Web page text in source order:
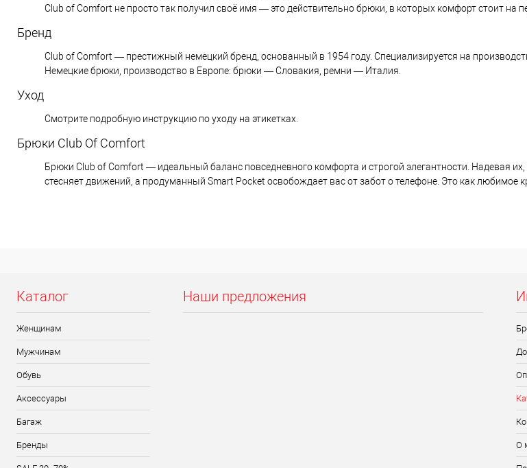
Club of Comfort не просто так получил своё имя — это действительно брюки, в которых комфорт стоит на
Бренд
Club of Comfort — престижный немецкий бренд, основанный в 1954 году. Специализируется на
Немецкие брюки, производство в Европе: брюки — Словакия, ремни — Италия.
Уход
Смотрите подробную инструкцию по уходу на этикетках.
Брюки Club Of Comfort
Брюки Club of Comfort — идеальный баланс повседневного комфорта и строгой элегантности. Надевая
стесняет движений, а продуманный Smart Pocket освобождает вас от забот о телефоне. Это как любимое
Каталог
Женщинам
Мужчинам
Обувь
Аксессуары
Багаж
Бренды
Наши предложения
О